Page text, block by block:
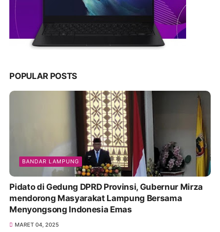
POPULAR POSTS
BANDAR LAMPUNG
Pidato di Gedung DPRD Provinsi, Gubernur Mirza
mendorong Masyarakat Lampung Bersama
Menyongsong Indonesia Emas
MARET 04, 2025